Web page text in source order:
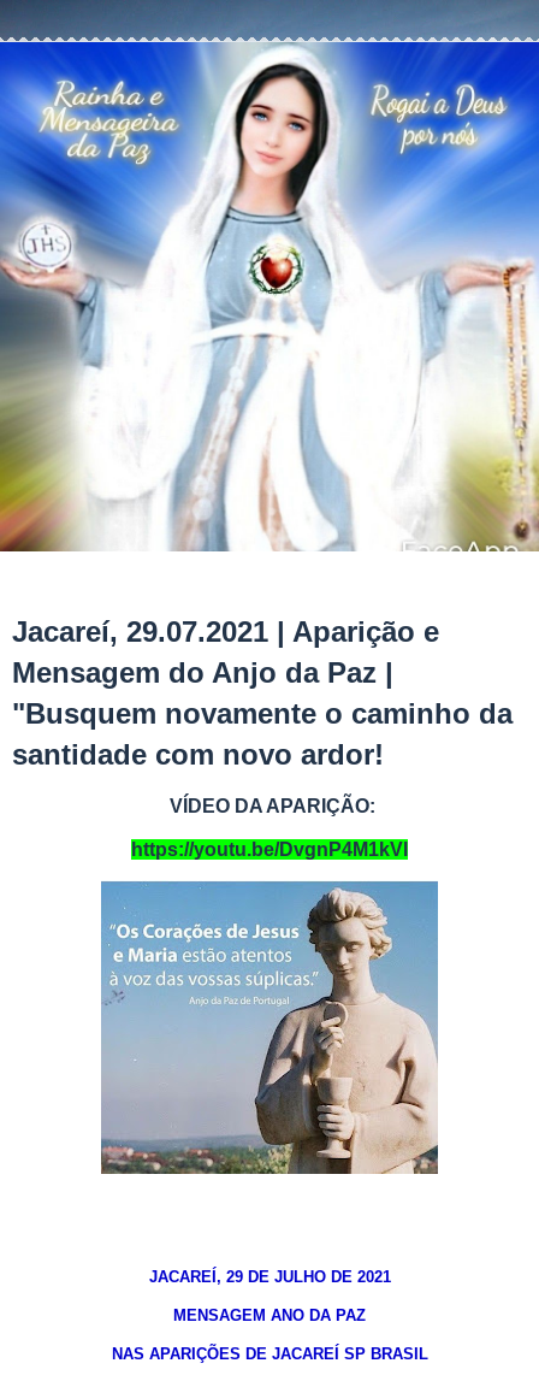
Jacareí, 29.07.2021 | Aparição e
Mensagem do Anjo da Paz |
"Busquem novamente o caminho da
santidade com novo ardor!
VÍDEO DA APARIÇÃO:
https://youtu.be/DvgnP4M1kVI
JACAREÍ, 29 DE JULHO DE 2021
MENSAGEM ANO DA PAZ
NAS APARIÇÕES DE JACAREÍ SP BRASIL